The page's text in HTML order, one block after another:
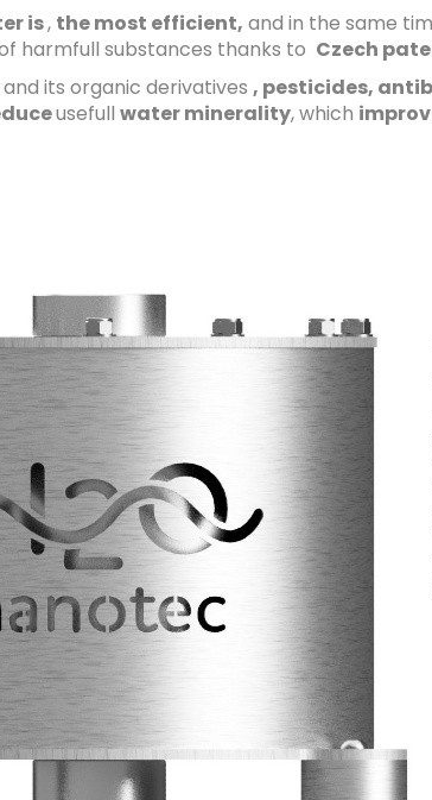
is, the most efficient, and in the same
harmfull substances thanks to Czech
and its organic derivatives , pesticides,
usefull water minerality, which